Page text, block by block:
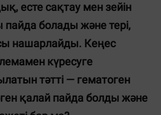
есте сақтау мен зейін
болады және тері,
нашарлайды. Кеңес
күресуге
тәтті — гематоген
қалай пайда болды және